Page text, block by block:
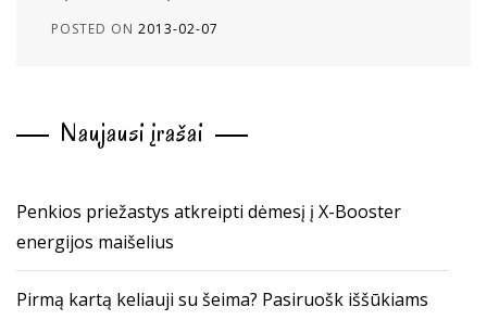
POSTED ON 2013-02-07
Naujausi įrašai
Penkios priežastys atkreipti dėmesį į X-Booster
energijos maišelius
Pirmą kartą keliauji su šeima? Pasiruošk iššūkiams